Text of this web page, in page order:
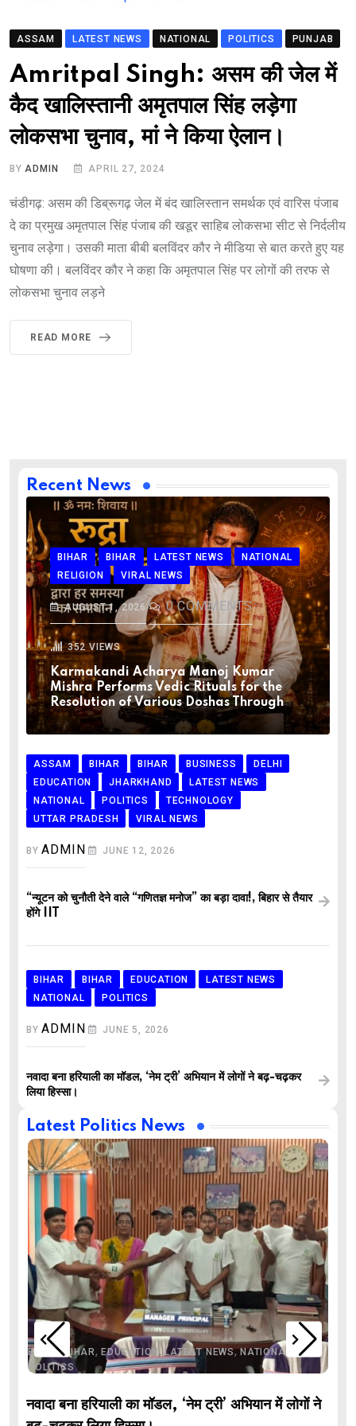
ASSAM LATEST NEWS NATIONAL POLITICS PUNJAB
Amritpal Singh: असम की जेल में
कैद खालिस्तानी अमृतपाल सिंह लड़ेगा
लोकसभा चुनाव, मां ने किया ऐलान।
BYADMIN APRIL 27, 2024
चंडीगढ़: असम की डिब्रूगढ़ जेल में बंद खालिस्तान समर्थक एवं वारिस पंजाब
दे का प्रमुख अमृतपाल सिंह पंजाब की खडूर साहिब लोकसभा सीट से निर्दलीय
चुनाव लड़ेगा। उसकी माता बीबी बलविंदर कौर ने मीडिया से बात करते हुए यह
घोषणा की। बलविंदर कौर ने कहा कि अमृतपाल सिंह पर लोगों की तरफ से
लोकसभा चुनाव लड़ने
READ MORE
Recent News
BIHAR BIHAR LATEST NEWS
NATIONAL
RELIGION
VIRAL NEWS
AUGUST 1, 2026 0COMMENTS
352VIEWS
Karmakandi Acharya Manoj Kumar
Mishra Performs Vedic Rituals for the
Resolution of Various Doshas Through
ASSAM BIHAR BIHAR BUSINESS
DELHI
EDUCATION
JHARKHAND
LATEST NEWS
NATIONAL
POLITICS
TECHNOLOGY
UTTAR PRADESH
VIRAL NEWS
BYADMIN JUNE 12, 2026
“न्यूटन को चुनौती देने वाले “गणितज्ञ मनोज” का बड़ा दावा!, बिहार से तैयार
होंगे IIT
BIHAR BIHAR EDUCATION
LATEST NEWS
NATIONAL
POLITICS
BYADMIN JUNE 5, 2026
नवादा बना हरियाली का मॉडल, ‘नेम ट्री’ अभियान में लोगों ने बढ़-चढ़कर
लिया हिस्सा।
Latest Politics News
BIHAR,BIHAR, EDUCATION ,LATEST NEWS,NATIONAL
POLITICS
नवादा बना हरियाली का मॉडल, ‘नेम ट्री’ अभियान में लोगों ने